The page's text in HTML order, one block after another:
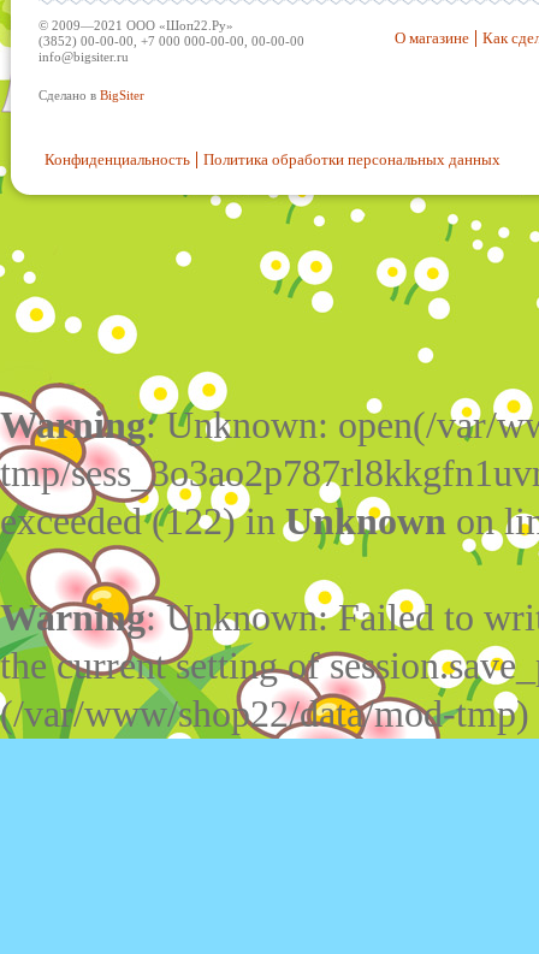
© 2009—2021 ООО «Шоп22.Ру»
(3852) 00-00-00, +7 000 000-00-00, 00-00-00
info@bigsiter.ru
Сделано в BigSiter
О магазине Как
Конфиденциальность Политика обработки персональных данных
Warning: Unknown: open(/var/
tmp/
exceeded (122) inUnknown on
Warning: Unknown: Failed to
the current setting of
(/var/www/shop22/data/mod-